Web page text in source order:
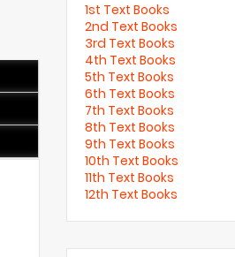
1st Text Books
2nd Text Books
3rd Text Books
4th Text Books
5th Text Books
6th Text Books
7th Text Books
8th Text Books
9th Text Books
10th Text Books
11th Text Books
12th Text Books